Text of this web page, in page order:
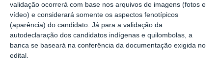
validação ocorrerá com base nos arquivos de imagens (fotos e
vídeo) e considerará somente os aspectos fenotípicos
(aparência) do candidato. Já para a validação da
autodeclaração dos candidatos indígenas e quilombolas, a
banca se baseará na conferência da documentação exigida no
edital.